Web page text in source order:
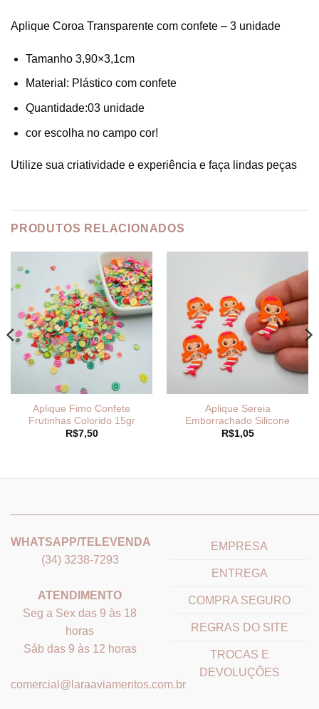
Aplique Coroa Transparente com confete – 3 unidade
Tamanho 3,90×3,1cm
Material: Plástico com confete
Quantidade:03 unidade
cor escolha no campo cor!
Utilize sua criatividade e experiência e faça lindas peças
PRODUTOS RELACIONADOS
Aplique Fimo Confete
Frutinhas Colorido 15gr
R$7,50
Aplique Sereia
Emborrachado Silicone
R$1,05
WHATSAPP/TELEVENDA
(34) 3238-7293
ATENDIMENTO
Seg a Sex das 9 às 18
horas
Sáb das 9 às 12 horas
comercial@laraaviamentos.com.br
EMPRESA
ENTREGA
COMPRA SEGURO
REGRAS DO SITE
TROCAS E
DEVOLUÇÕES